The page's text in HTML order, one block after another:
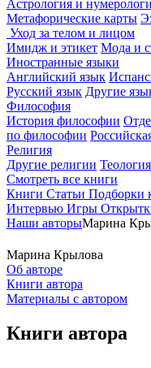
Астрология и
Метафорические карты
Уход за телом и лицом
Имидж и этикет Мода и
Иностранные языки
Английский язык
Русский язык Другие
Философия
История философии
по философии
Религия
Другие религии Теология
Смотреть все книги
Книги Статьи Подборки
Интервью Игры
Наши авторыМарина
Марина Крылова
Об авторе
Книги автора
Материалы с автором
Книги автора